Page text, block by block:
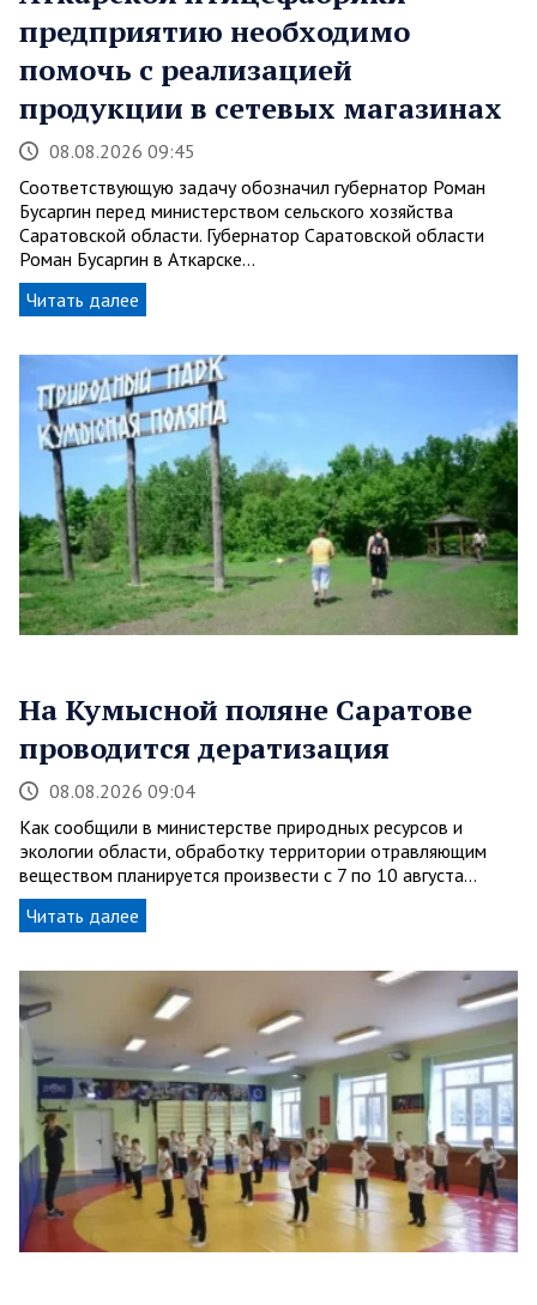
предприятию необходимо
помочь с реализацией
продукции в сетевых магазинах
08.08.2026 09:45
Соответствующую задачу обозначил губернатор Роман
Бусаргин перед министерством сельского хозяйства
Саратовской области. Губернатор Саратовской области
Роман Бусаргин в Аткарске…
Читать далее
На Кумысной поляне Саратове
проводится дератизация
08.08.2026 09:04
Как сообщили в министерстве природных ресурсов и
экологии области, обработку территории отравляющим
веществом планируется произвести с 7 по 10 августа…
Читать далее